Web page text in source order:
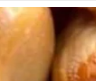
SE VRAĆA